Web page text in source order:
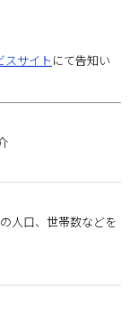
スサイト にて告知い
人口、世帯数などを